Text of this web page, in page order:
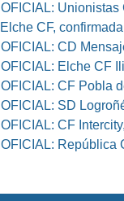
OFICIAL: Unionistas
Elche CF,
OFICIAL: CD
OFICIAL: Elche CF
OFICIAL: CF Pobla
OFICIAL: SD
OFICIAL: CF
OFICIAL: República Checa,